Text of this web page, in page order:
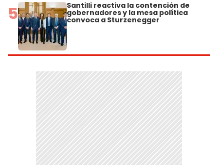
5 Santilli reactiva la contención de
gobernadores y la mesa política
convoca a Sturzenegger